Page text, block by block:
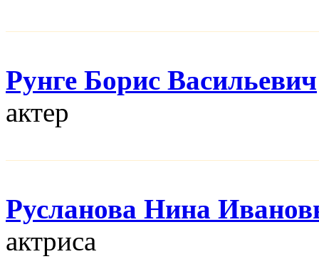
Рунге Борис Васильевич
актер
Русланова Нина
актриса